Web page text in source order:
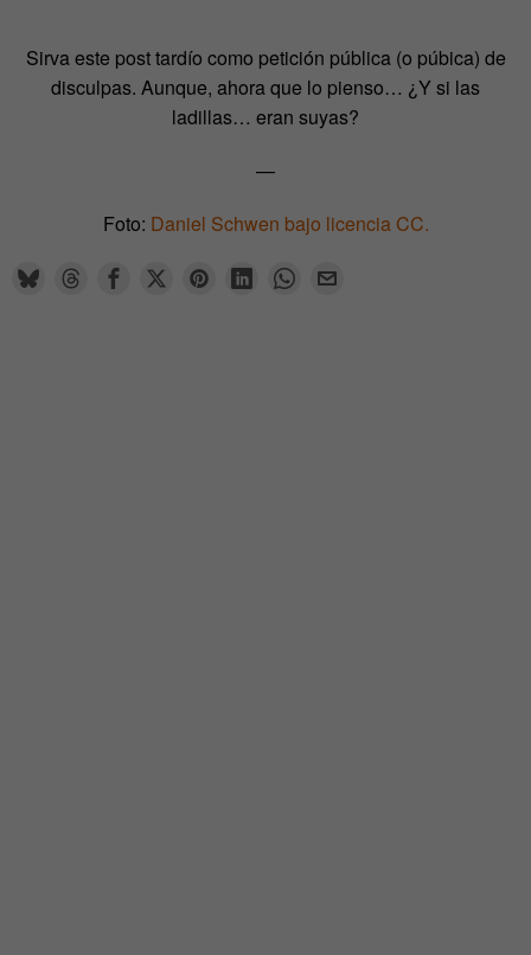
Sirva este post tardío como petición pública (o púbica) de
disculpas. Aunque, ahora que lo pienso… ¿Y si las
ladillas… eran suyas?
—
Foto: Daniel Schwen bajo licencia CC.